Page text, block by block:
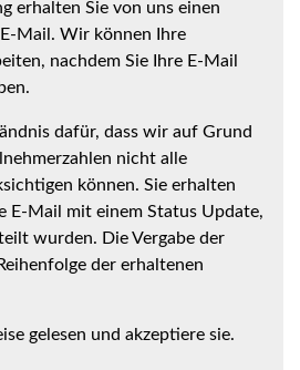
erhalten Sie von uns einen
Mail. Wir können Ihre
nachdem Sie Ihre E-Mail
dafür, dass wir auf Grund
nicht alle
können. Sie erhalten
E-Mail mit einem Status Update,
wurden. Die Vergabe der
der erhaltenen
gelesen und akzeptiere sie.